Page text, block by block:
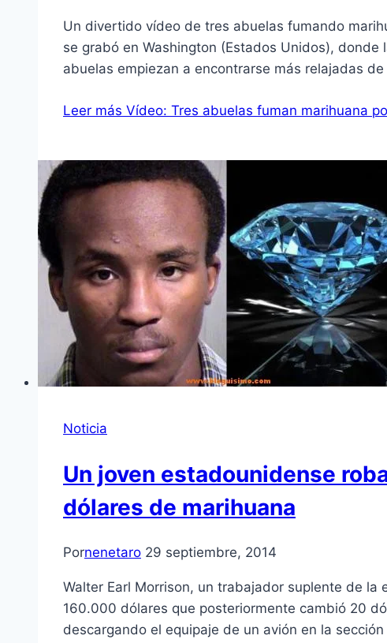
Un divertido vídeo de tres abuelas fumando
se grabó en Washington (Estados Unidos), donde
abuelas empiezan a encontrarse más relajadas
Leer más Vídeo: Tres abuelas fuman marihuana
Noticia
Un joven estadounidense
dólares de marihuana
Pornenetaro 29 septiembre, 2014
Walter Earl Morrison, un trabajador suplente de
160.000 dólares que posteriormente cambió 20
descargando el equipaje de un avión en la